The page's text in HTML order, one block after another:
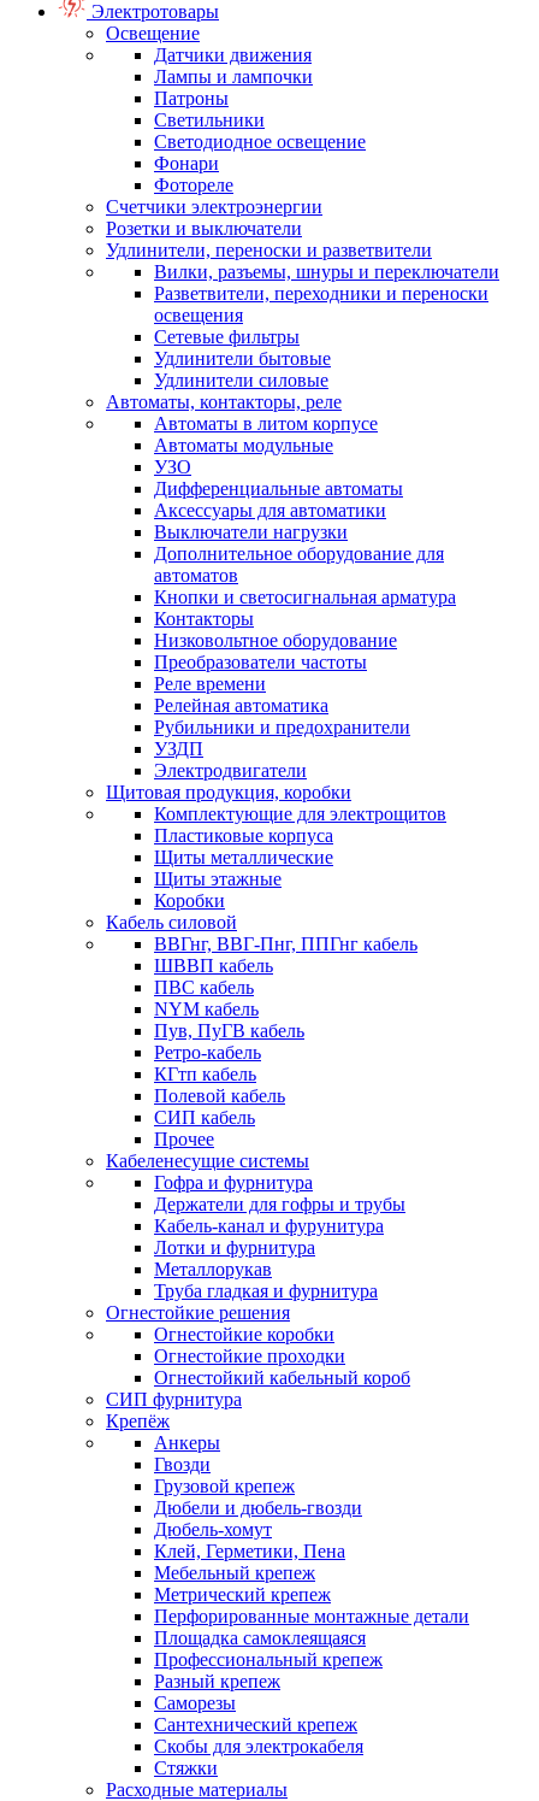
Электротовары
Освещение
Датчики движения
Лампы и лампочки
Патроны
Светильники
Светодиодное освещение
Фонари
Фотореле
Счетчики электроэнергии
Розетки и выключатели
Удлинители, переноски и разветвители
Вилки, разъемы, шнуры и переключатели
Разветвители, переходники и переноски
освещения
Сетевые фильтры
Удлинители бытовые
Удлинители силовые
Автоматы, контакторы, реле
Автоматы в литом корпусе
Автоматы модульные
УЗО
Дифференциальные автоматы
Аксессуары для автоматики
Выключатели нагрузки
Дополнительное оборудование для
автоматов
Кнопки и светосигнальная арматура
Контакторы
Низковольтное оборудование
Преобразователи частоты
Реле времени
Релейная автоматика
Рубильники и предохранители
УЗДП
Электродвигатели
Щитовая продукция, коробки
Комплектующие для электрощитов
Пластиковые корпуса
Щиты металлические
Щиты этажные
Коробки
Кабель силовой
ВВГнг, ВВГ-Пнг, ППГнг кабель
ШВВП кабель
ПВС кабель
NYM кабель
Пув, ПуГВ кабель
Ретро-кабель
КГтп кабель
Полевой кабель
СИП кабель
Прочее
Кабеленесущие системы
Гофра и фурнитура
Держатели для гофры и трубы
Кабель-канал и фурунитура
Лотки и фурнитура
Металлорукав
Труба гладкая и фурнитура
Огнестойкие решения
Огнестойкие коробки
Огнестойкие проходки
Огнестойкий кабельный короб
СИП фурнитура
Крепёж
Анкеры
Гвозди
Грузовой крепеж
Дюбели и дюбель-гвозди
Дюбель-хомут
Клей, Герметики, Пена
Мебельный крепеж
Метрический крепеж
Перфорированные монтажные детали
Площадка самоклеящаяся
Профессиональный крепеж
Разный крепеж
Саморезы
Сантехнический крепеж
Скобы для электрокабеля
Стяжки
Расходные материалы